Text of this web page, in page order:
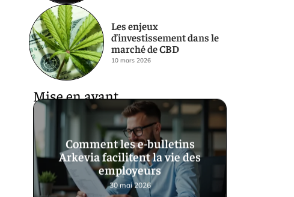
Les enjeux
d’investissement dans le
marché de CBD
10 mars 2026
Mise en avant
Comment les e-bulletins
Arkevia facilitent la vie des
employeurs
30 mai 2026